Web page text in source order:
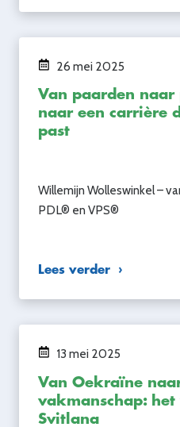
26 mei 2025
Van paarden
naar een carrière
past
Willemijn Wolleswinkel –
PDL® en VPS®
Lees verder
13 mei 2025
Van Oekraïne
vakmanschap:
Svitlana